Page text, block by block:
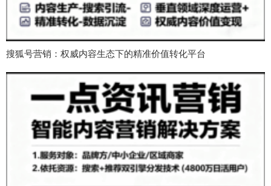
搜狐号营销：权威内容生态下的精准价值转化平台